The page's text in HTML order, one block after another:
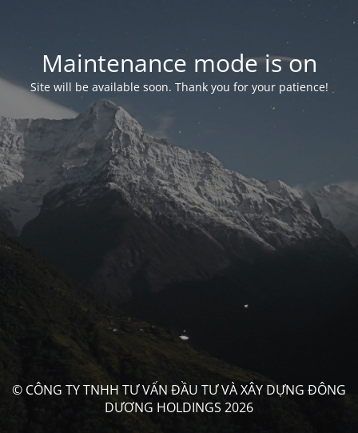
Maintenance mode is on
Site will be available soon. Thank you for your patience!
© CÔNG TY TNHH TƯ VẤN ĐẦU TƯ VÀ XÂY DỰNG ĐÔNG
DƯƠNG HOLDINGS 2026